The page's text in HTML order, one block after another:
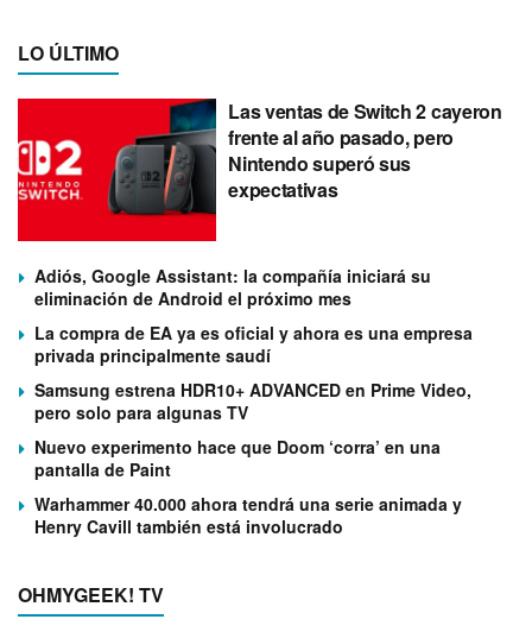
LO ÚLTIMO
Las ventas de Switch 2 cayeron
frente al año pasado, pero
Nintendo superó sus
expectativas
Adiós, Google Assistant: la compañía iniciará su
eliminación de Android el próximo mes
La compra de EA ya es oficial y ahora es una empresa
privada principalmente saudí
Samsung estrena HDR10+ ADVANCED en Prime Video,
pero solo para algunas TV
Nuevo experimento hace que Doom ‘corra’ en una
pantalla de Paint
Warhammer 40.000 ahora tendrá una serie animada y
Henry Cavill también está involucrado
OHMYGEEK! TV